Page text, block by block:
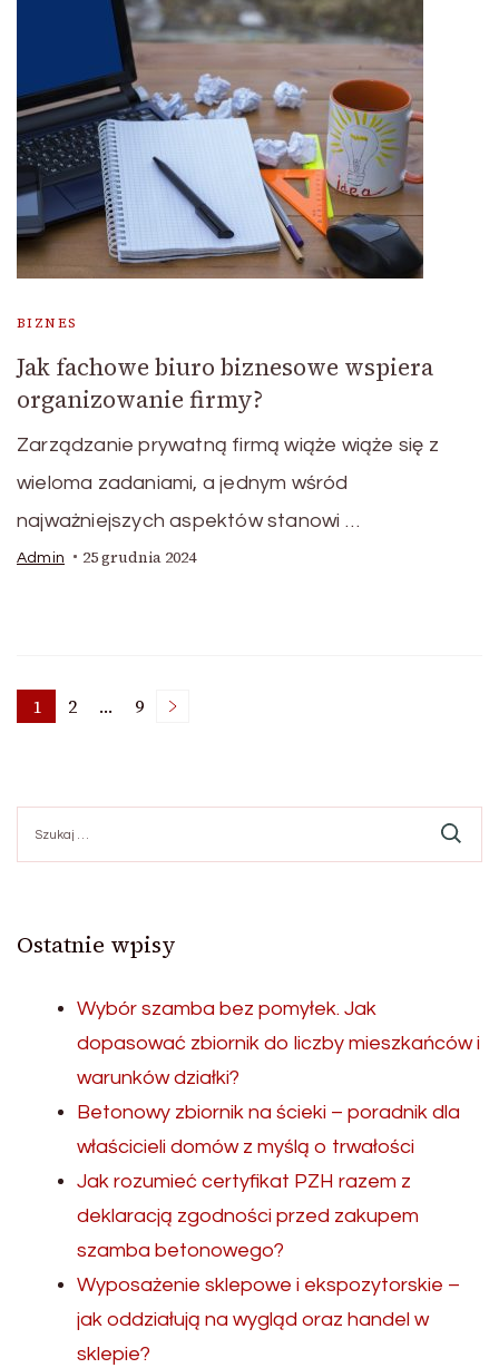
BIZNES
Jak fachowe biuro biznesowe wspiera
organizowanie firmy?
Zarządzanie prywatną firmą wiąże wiąże się z
wieloma zadaniami, a jednym wśród
najważniejszych aspektów stanowi …
Admin 25 grudnia 2024
Stronicowanie
wpisów
Strona
1 Strona
2 … Strona
9
Ostatnie wpisy
Wybór szamba bez pomyłek. Jak
dopasować zbiornik do liczby mieszkańców i
warunków działki?
Betonowy zbiornik na ścieki – poradnik dla
właścicieli domów z myślą o trwałości
Jak rozumieć certyfikat PZH razem z
deklaracją zgodności przed zakupem
szamba betonowego?
Wyposażenie sklepowe i ekspozytorskie –
jak oddziałują na wygląd oraz handel w
sklepie?